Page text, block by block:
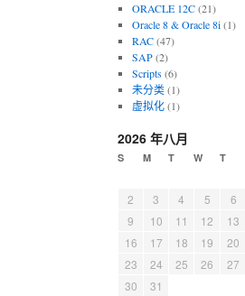
ORACLE 12C(21)
Oracle 8 & Oracle 8i(1)
RAC(47)
SAP(2)
Scripts(6)
未分类(1)
虚拟化(1)
2026 年八月
S M T W T
2
3 4 5 6
9
10 11 12 13
16
17 18 19 20
23
24 25 26 27
30
31